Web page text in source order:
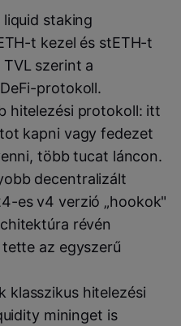
staking
t kezel és stETH-t
szerint a
protokoll.
hitelezési protokoll: itt
kapni vagy fedezet
több tucat láncon.
decentralizált
es v4 verzió „hookok"
révén
az egyszerű
klasszikus hitelezési
mininget is